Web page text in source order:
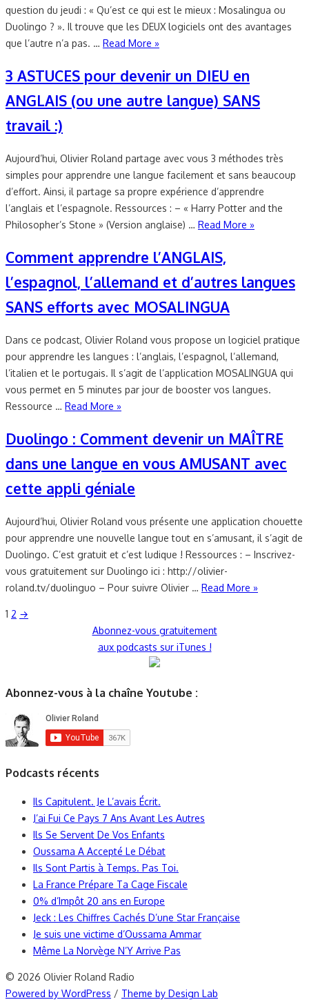
question du jeudi : « Qu’est ce qui est le mieux : Mosalingua ou
Duolingo ? ». Il trouve que les DEUX logiciels ont des avantages
que l’autre n’a pas. … Read More »
3 ASTUCES pour devenir un DIEU en
ANGLAIS (ou une autre langue) SANS
travail :)
Aujourd’hui, Olivier Roland partage avec vous 3 méthodes très
simples pour apprendre une langue facilement et sans beaucoup
d’effort. Ainsi, il partage sa propre expérience d’apprendre
l’anglais et l’espagnole. Ressources : – « Harry Potter and the
Philosopher’s Stone » (Version anglaise) … Read More »
Comment apprendre l’ANGLAIS,
l’espagnol, l’allemand et d’autres langues
SANS efforts avec MOSALINGUA
Dans ce podcast, Olivier Roland vous propose un logiciel pratique
pour apprendre les langues : l’anglais, l’espagnol, l’allemand,
l’italien et le portugais. Il s’agit de l’application MOSALINGUA qui
vous permet en 5 minutes par jour de booster vos langues.
Ressource … Read More »
Duolingo : Comment devenir un MAÎTRE
dans une langue en vous AMUSANT avec
cette appli géniale
Aujourd’hui, Olivier Roland vous présente une application chouette
pour apprendre une nouvelle langue tout en s’amusant, il s’agit de
Duolingo. C’est gratuit et c’est ludique ! Ressources : – Inscrivez-
vous gratuitement sur Duolingo ici : http://olivier-
roland.tv/duolinguo – Pour suivre Olivier … Read More »
Pagination
1 2 →
Abonnez-vous gratuitement
aux podcasts sur iTunes !
Abonnez-vous à la chaîne Youtube :
Podcasts récents
Ils Capitulent. Je L’avais Écrit.
J’ai Fui Ce Pays 7 Ans Avant Les Autres
Ils Se Servent De Vos Enfants
Oussama A Accepté Le Débat
Ils Sont Partis à Temps. Pas Toi.
La France Prépare Ta Cage Fiscale
0% d’Impôt 20 ans en Europe
Jeck : Les Chiffres Cachés D’une Star Française
Je suis une victime d’Oussama Ammar
Même La Norvège N’Y Arrive Pas
© 2026 Olivier Roland Radio
Powered by WordPress / Theme by Design Lab